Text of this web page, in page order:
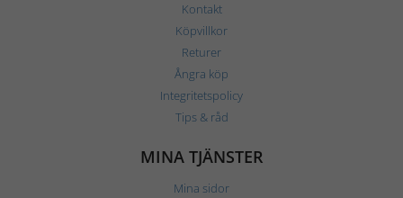
Kontakt
Köpvillkor
Returer
Ångra köp
Integritetspolicy
Tips & råd
MINA TJÄNSTER
Mina sidor